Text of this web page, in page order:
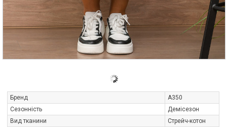
Бренд
A350
Сезонність
Демісезон
Вид тканини
Стрейч-котон